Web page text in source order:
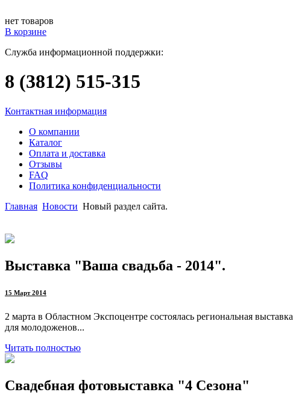
нет товаров
В корзине
Служба информационной поддержки:
8 (3812) 515-315
Контактная информация
О компании
Каталог
Оплата и доставка
Отзывы
FAQ
Политика конфиденциальности
Главная Новости Новый раздел сайта.
Выставка "Ваша свадьба - 2014".
15 Март 2014
2 марта в Областном Экспоцентре состоялась региональная
для молодоженов...
Читать полностью
Свадебная фотовыставка "4 Сезона"